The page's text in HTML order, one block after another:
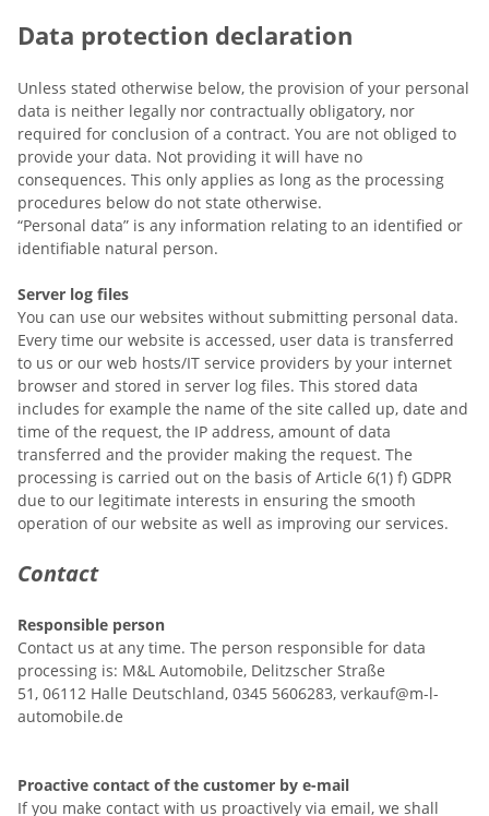
Data protection declaration
Unless stated otherwise below, the provision of your personal
data is neither legally nor contractually obligatory, nor
required for conclusion of a contract. You are not obliged to
provide your data. Not providing it will have no
consequences. This only applies as long as the processing
procedures below do not state otherwise.
“Personal data” is any information relating to an identified or
identifiable natural person.
Server log files
You can use our websites without submitting personal data.
Every time our website is accessed, user data is transferred
to us or our web hosts/IT service providers by your internet
browser and stored in server log files. This stored data
includes for example the name of the site called up, date and
time of the request, the IP address, amount of data
transferred and the provider making the request. The
processing is carried out on the basis of Article 6(1) f) GDPR
due to our legitimate interests in ensuring the smooth
operation of our website as well as improving our services.
Contact
Responsible person
Contact us at any time. The person responsible for data
processing is: M&L Automobile, Delitzscher Straße
51, 06112 Halle Deutschland, 0345 5606283, verkauf@m-l-
automobile.de
Proactive contact of the customer by e-mail
If you make contact with us proactively via email, we shall